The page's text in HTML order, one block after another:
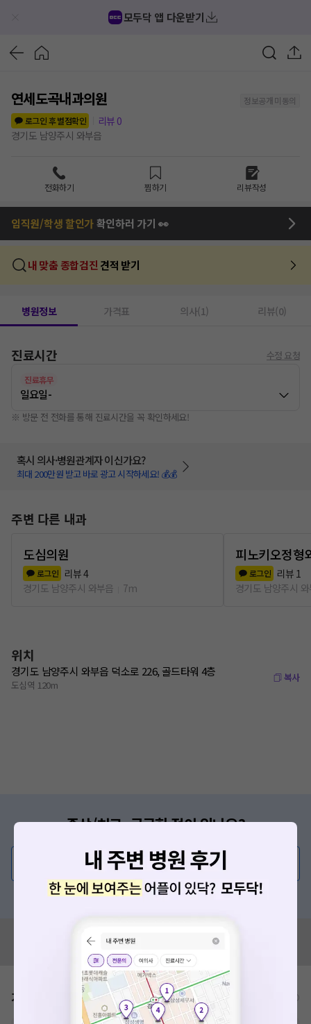
모두닥 앱 다운받기
연세도곡내과의원
정보공개 미동의
로그인 후 별점확인
리뷰 0
경기도 남양주시 와부읍
전화하기 찜하기 리뷰작성
임직원/학생 할인가확인하러 가기 👀
내 맞춤 종합검진 견적 받기
병원정보 가격표 의사(1) 리뷰(0)
진료시간 수정 요청
진료휴무
일요일-
※ 방문 전 전화를 통해 진료시간을 꼭 확인하세요!
혹시 의사·병원관계자 이신가요?
최대 200만원 받고 바로 광고 시작하세요! 💰💰
주변 다른 내과
도심의원
로그인 리뷰4
경기도 남양주시 와부읍
7m
피노키오정형
로그인 리뷰 1
경기도 남양주시
위치
경기도 남양주시 와부읍 덕소로 226, 골드타워 4층
도심역 120m
복사
증상/치료, 궁금한 점이 있나요?
💬 무엇이든 물어보세요
혹은, 의료상담 서비스에 다양한 게시글 보러가기
혹시 잘못된 병원정보가 있나요?
모두닥 팀에 알려주세요!
가격표 비급여/급여 진료란?